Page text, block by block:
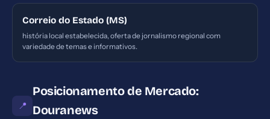
Correio do Estado (MS)
história local estabelecida, oferta de jornalismo regional com
variedade de temas e informativos.
📍
Posicionamento de Mercado:
Douranews